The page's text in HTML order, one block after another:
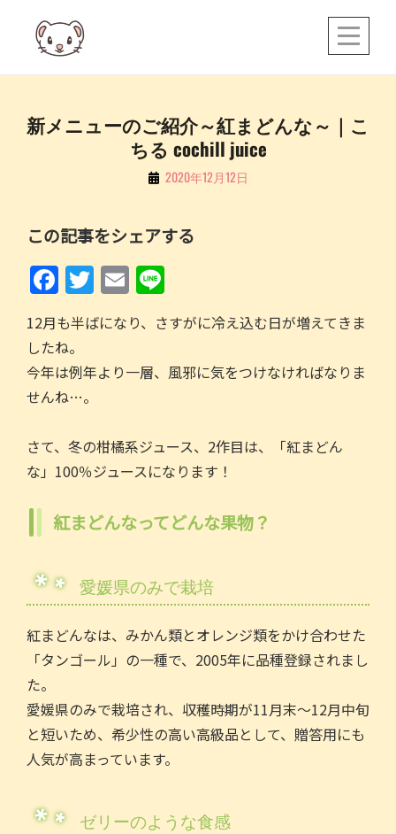
content
新メニューのご紹介～紅まどんな～｜こ
ちる cochill juice
By
る
2020年12月12日
この記事をシェアする
F
a
c
e
b
o
k
T
w
itt
er
E
m
ai
l
n
e
12月も半ばになり、さすがに冷え込む日が増えてきま
したね。
今年は例年より一層、風邪に気をつけなければなりま
せんね…。
さて、冬の柑橘系ジュース、2作目は、「紅まどん
な」100％ジュースになります！
紅まどんなってどんな果物？
愛媛県のみで栽培
紅まどんなは、みかん類とオレンジ類をかけ合わせた
「タンゴール」の⼀種で、2005年に品種登録されまし
た。
愛媛県のみで栽培され、収穫時期が11⽉末〜12⽉中旬
と短いため、希少性の⾼い⾼級品として、贈答⽤にも
⼈気が⾼まっています。
ゼリーのような⾷感
投
ゲ
ー
シ
ョ
ン